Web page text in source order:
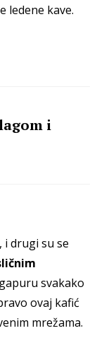
ledene kave.
i
i drugi su se
svakako
ovaj kafić
mrežama.